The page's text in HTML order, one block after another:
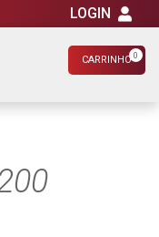
CARRINHO 0
LOGIN